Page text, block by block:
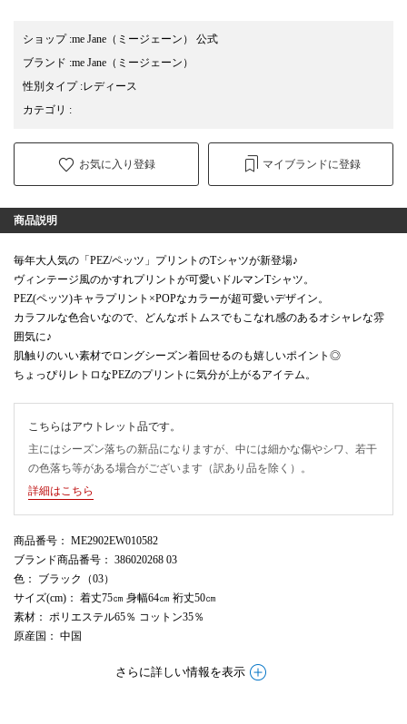
ショップ:me Jane（ミージェーン） 公式
ブランド :me Jane （ミージェーン）
性別タイプ:レディース
カテゴリ :
お気に入り登録 マイブランドに登録
商品説明
毎年大人気の「PEZ/ペッツ」プリントのTシャツが新登場♪
ヴィンテージ風のかすれプリントが可愛いドルマンTシャツ。
PEZ(ペッツ)キャラプリント×POPなカラーが超可愛いデザイン。
カラフルな色合いなので、どんなボトムスでもこなれ感のあるオシャレな雰
囲気に♪
肌触りのいい素材でロングシーズン着回せるのも嬉しいポイント◎
ちょっぴりレトロなPEZのプリントに気分が上がるアイテム。
こちらはアウトレット品です。
主にはシーズン落ちの新品になりますが、中には細かな傷やシワ、若干
の色落ち等がある場合がございます（訳あり品を除く）。
詳細はこちら
商品番号 ： ME2902EW010582
ブランド商品番号 ： 386020268 03
色 ： ブラック（03）
サイズ(cm) ： 着丈75㎝ 身幅64㎝ 裄丈50㎝
素材 ： ポリエステル65％ コットン35％
原産国 ： 中国
さらに詳しい情報を表示